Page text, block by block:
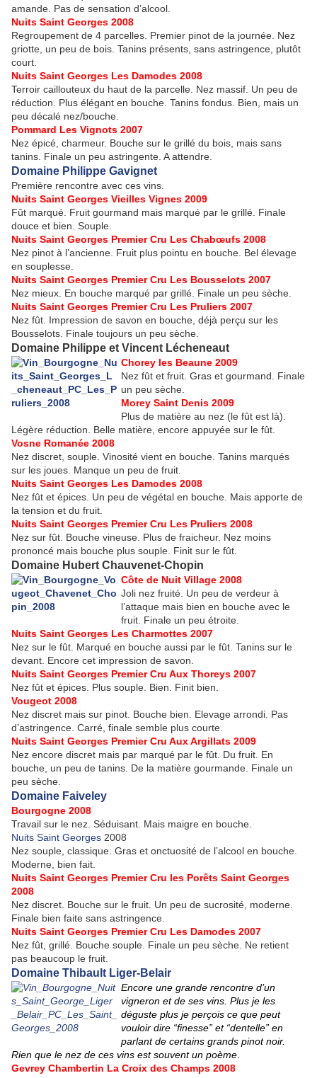
amande. Pas de sensation d’alcool.
Nuits Saint Georges 2008
Regroupement de 4 parcelles. Premier pinot de la journée. Nez
griotte, un peu de bois. Tanins présents, sans astringence, plutôt
court.
Nuits Saint Georges Les Damodes 2008
Terroir caillouteux du haut de la parcelle. Nez massif. Un peu de
réduction. Plus élégant en bouche. Tanins fondus. Bien, mais un
peu décalé nez/bouche.
Pommard Les Vignots 2007
Nez épicé, charmeur. Bouche sur le grillé du bois, mais sans
tanins. Finale un peu astringente. A attendre.
Domaine Philippe Gavignet
Première rencontre avec ces vins.
Nuits Saint Georges Vieilles Vignes 2009
Fût marqué. Fruit gourmand mais marqué par le grillé. Finale
douce et bien. Souple.
Nuits Saint Georges Premier Cru Les Chabœufs 2008
Nez pinot à l’ancienne. Fruit plus pointu en bouche. Bel élevage
en souplesse.
Nuits Saint Georges Premier Cru Les Bousselots 2007
Nez mieux. En bouche marqué par grillé. Finale un peu sèche.
Nuits Saint Georges Premier Cru Les Pruliers 2007
Nez fût. Impression de savon en bouche, déjà perçu sur les
Bousselots. Finale toujours un peu sèche.
Domaine Philippe et Vincent Lécheneaut
Chorey les Beaune 2009
Nez fût et fruit. Gras et gourmand. Finale
un peu sèche.
Morey Saint Denis 2009
Plus de matière au nez (le fût est là).
Légère réduction. Belle matière, encore appuyée sur le fût.
Vosne Romanée 2008
Nez discret, souple. Vinosité vient en bouche. Tanins marqués
sur les joues. Manque un peu de fruit.
Nuits Saint Georges Les Damodes 2008
Nez fût et épices. Un peu de végétal en bouche. Mais apporte de
la tension et du fruit.
Nuits Saint Georges Premier Cru Les Pruliers 2008
Nez sur fût. Bouche vineuse. Plus de fraicheur. Nez moins
prononcé mais bouche plus souple. Finit sur le fût.
Domaine Hubert Chauvenet-Chopin
Côte de Nuit Village 2008
Joli nez fruité. Un peu de verdeur à
l’attaque mais bien en bouche avec le
fruit. Finale un peu étroite.
Nuits Saint Georges Les Charmottes 2007
Nez sur le fût. Marqué en bouche aussi par le fût. Tanins sur le
devant. Encore cet impression de savon.
Nuits Saint Georges Premier Cru Aux Thoreys 2007
Nez fût et épices. Plus souple. Bien. Finit bien.
Vougeot 2008
Nez discret mais sur pinot. Bouche bien. Elevage arrondi. Pas
d’astringence. Carré, finale semble plus courte.
Nuits Saint Georges Premier Cru Aux Argillats 2009
Nez encore discret mais par marqué par le fût. Du fruit. En
bouche, un peu de tanins. De la matière gourmande. Finale un
peu sèche.
Domaine Faiveley
Bourgogne 2008
Travail sur le nez. Séduisant. Mais maigre en bouche.
Nuits Saint Georges 2008
Nez souple, classique. Gras et onctuosité de l’alcool en bouche.
Moderne, bien fait.
Nuits Saint Georges Premier Cru les Porêts Saint Georges
2008
Nez discret. Bouche sur le fruit. Un peu de sucrosité, moderne.
Finale bien faite sans astringence.
Nuits Saint Georges Premier Cru Les Damodes 2007
Nez fût, grillé. Bouche souple. Finale un peu sèche. Ne retient
pas beaucoup le fruit.
Domaine Thibault Liger-Belair
Encore une grande rencontre d’un
vigneron et de ses vins. Plus je les
déguste plus je perçois ce que peut
vouloir dire “finesse” et “dentelle” en
parlant de certains grands pinot noir.
Rien que le nez de ces vins est souvent un poème
Gevrey Chambertin La Croix des Champs 2008